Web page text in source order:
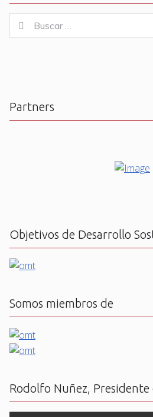
for:
Buscar
Partners
Objetivos de Desarrollo
Somos miembros de
Rodolfo Nuñez,